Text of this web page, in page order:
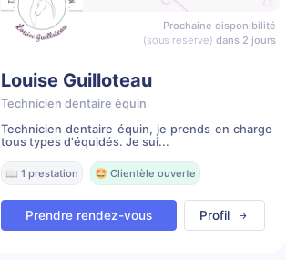
Prochaine disponibilité
(sous réserve) dans 2 jours
Louise Guilloteau
Technicien dentaire équin
Technicien dentaire équin, je prends en charge
tous types d'équidés. Je sui...
📖 1 prestation 🤩 Clientèle ouverte
Prendre rendez-vous Profil